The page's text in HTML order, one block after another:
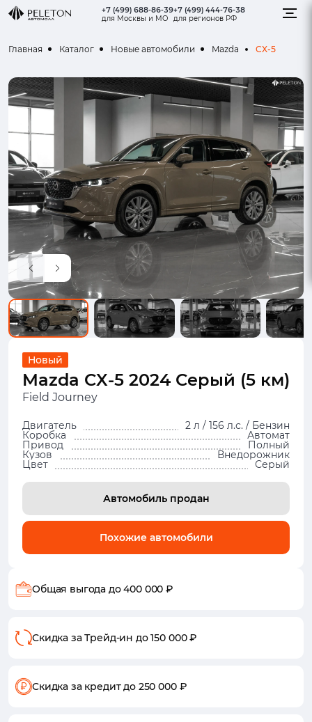
+7 (499) 688-86-39
для Москвы и МО
+7 (499) 444-76-38
для регионов РФ
Главная Каталог Новые автомобили Mazda CX-5
Новый
Mazda CX-5 2024 Серый (5 км)
Field Journey
Двигатель 2 л / 156 л.с. / Бензин
Коробка Автомат
Привод Полный
Кузов Внедорожник
Цвет Серый
Автомобиль продан
Похожие автомобили
Общая выгода до 400 000 ₽
Скидка за Трейд-ин до 150 000 ₽
Скидка за кредитдо 250 000 ₽